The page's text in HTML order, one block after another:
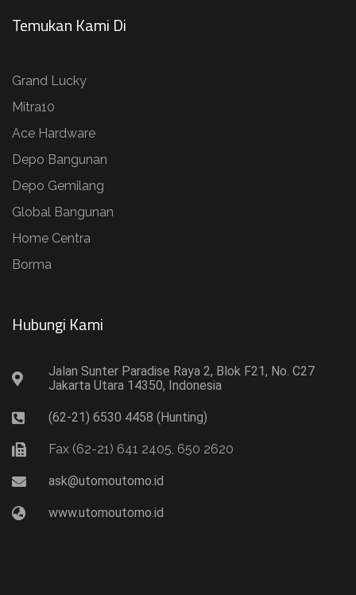
Temukan Kami Di
Grand Lucky
Mitra10
Ace Hardware
Depo Bangunan
Depo Gemilang
Global Bangunan
Home Centra
Borma
Hubungi Kami​
Jalan Sunter Paradise Raya 2, Blok F21, No. C27
Jakarta Utara 14350, Indonesia
(62-21) 6530 4458 (Hunting)
Fax (62-21) 641 2405, 650 2620
ask@utomoutomo.id
www.utomoutomo.id